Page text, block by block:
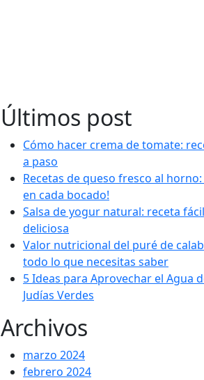
Últimos post
Cómo hacer crema de tomate:
a paso
Recetas de queso fresco al horno:
en cada bocado!
Salsa de yogur natural: receta
deliciosa
Valor nutricional del puré de
todo lo que necesitas saber
5 Ideas para Aprovechar el Agua
Judías Verdes
Archivos
marzo 2024
febrero 2024